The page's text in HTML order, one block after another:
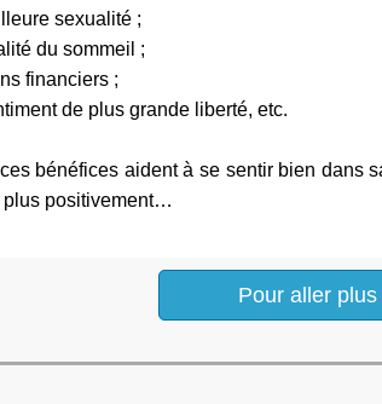
sexualité ;
du sommeil ;
financiers ;
de plus grande liberté, etc.
bénéfices aident à se sentir bien dans
plus positivement…
Pour aller plus